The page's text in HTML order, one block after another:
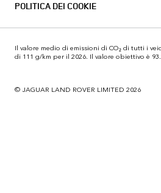
POLITICA DEI COOKIE
Il valore medio di emissioni di CO₂ di tutti i
di 111 g/km per il 2026. Il valore obiettivo è
© JAGUAR LAND ROVER LIMITED 2026